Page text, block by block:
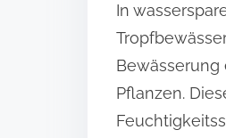
In
Bewässerung
Pflanzen.